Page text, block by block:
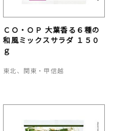
ＣＯ・ＯＰ 大葉香る６種の
和風ミックスサラダ １５０
ｇ
東北、関東・甲信越